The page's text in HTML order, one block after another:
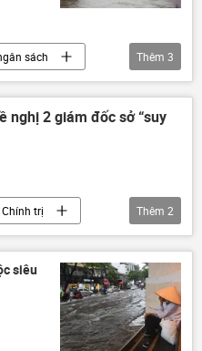
sách
Nam
Thêm 3
nghị 2 giám đốc sở “suy
Chính trị
Thêm 2
siêu